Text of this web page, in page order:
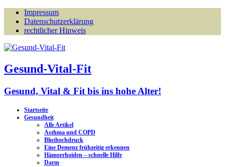
Impressum
Datenschutzerklärung
rechtlicher Hinweis
Gesund-Vital-Fit
Gesund, Vital & Fit bis ins hohe Alter!
Startseite
Gesundheit
Alle Artikel
Asthma und COPD
Bluthochdruck
Eine Demenz frühzeitig erkennen
Hämorrhoiden – schnelle Hilfe
Darm